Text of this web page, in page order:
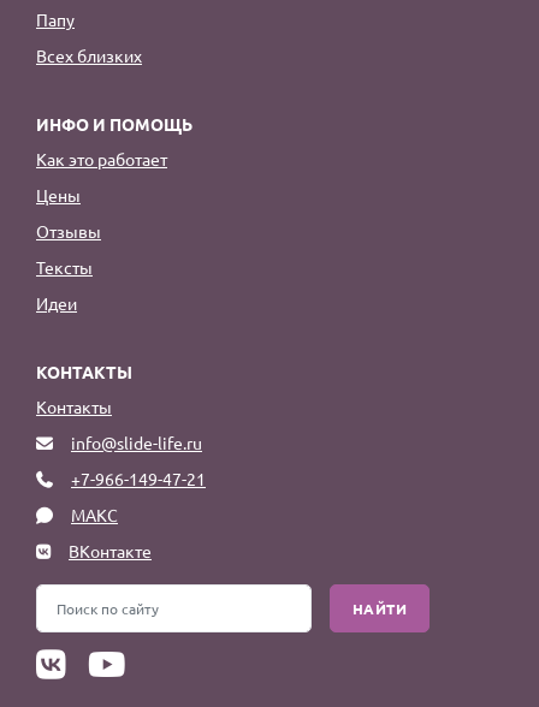
Папу
Всех близких
ИНФО И ПОМОЩЬ
Как это работает
Цены
Отзывы
Тексты
Идеи
КОНТАКТЫ
Контакты
info@slide-life.ru
+7-966-149-47-21
МАКС
ВКонтакте
НАЙТИ